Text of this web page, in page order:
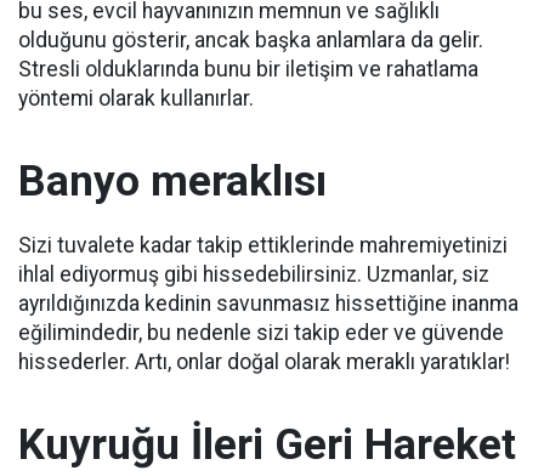
bu ses, evcil hayvanınızın memnun ve sağlıklı
olduğunu gösterir, ancak başka anlamlara da gelir.
Stresli olduklarında bunu bir iletişim ve rahatlama
yöntemi olarak kullanırlar.
Banyo meraklısı
Sizi tuvalete kadar takip ettiklerinde mahremiyetinizi
ihlal ediyormuş gibi hissedebilirsiniz. Uzmanlar, siz
ayrıldığınızda kedinin savunmasız hissettiğine inanma
eğilimindedir, bu nedenle sizi takip eder ve güvende
hissederler. Artı, onlar doğal olarak meraklı yaratıklar!
Kuyruğu İleri Geri Hareket